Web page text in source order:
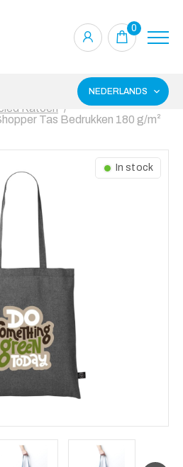
0
NEDERLANDS
Katoen
Tas Bedrukken 180 g/m²
In stock